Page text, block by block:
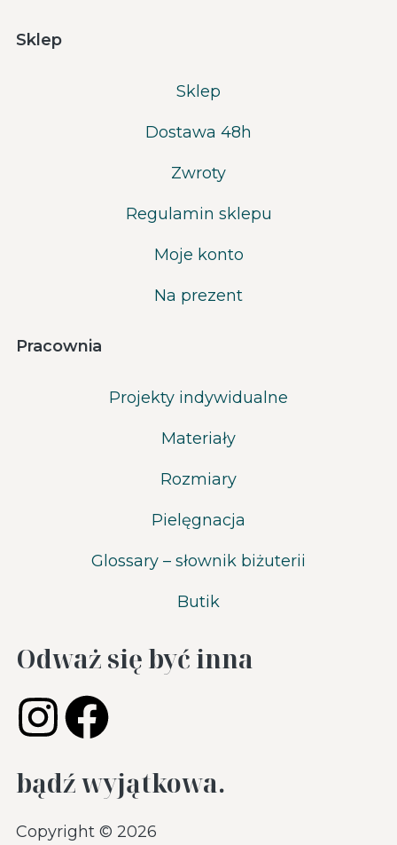
Sklep
Sklep
Dostawa 48h
Zwroty
Regulamin sklepu
Moje konto
Na prezent
Pracownia
Projekty indywidualne
Materiały
Rozmiary
Pielęgnacja
Glossary – słownik biżuterii
Butik
Odważ się być inna
bądź wyjątkowa.
Copyright © 2026